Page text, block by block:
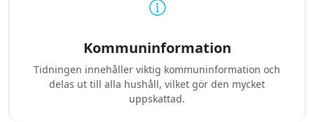
Kommuninformation
Tidningen innehåller viktig kommuninformation och
delas ut till alla hushåll, vilket gör den mycket
uppskattad.